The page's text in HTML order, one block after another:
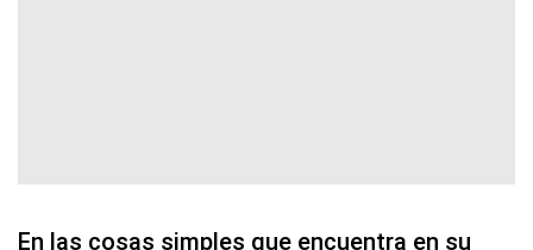
En las cosas simples que encuentra en su